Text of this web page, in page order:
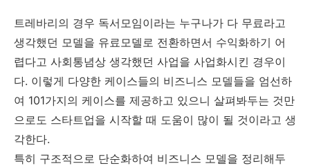
트레바리의 경우 독서모임이라는 누구나가 다 무료라고
생각했던 모델을 유료모델로 전환하면서 수익화하기 어
렵다고 사회통념상 생각했던 사업을 사업화시킨 경우이
다. 이렇게 다양한 케이스들의 비즈니스 모델들을 엄선하
여 101가지의 케이스를 제공하고 있으니 살펴봐두는 것만
으로도 스타트업을 시작할 때 도움이 많이 될 것이라고 생
각한다.
특히 구조적으로 단순화하여 비즈니스 모델을 정리해두